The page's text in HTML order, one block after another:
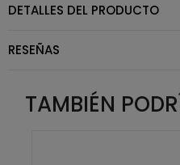
DETALLES DEL PRODUCTO
RESEÑAS
TAMBIÉN